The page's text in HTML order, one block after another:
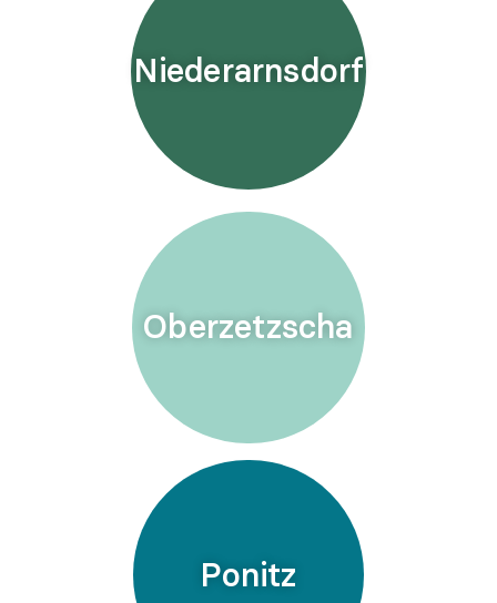
Niederarnsdorf
Oberzetzscha
Ponitz